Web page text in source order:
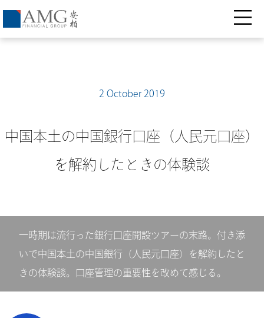
2 October 2019
中国本土の中国銀行口座（人民元口座）
を解約したときの体験談
一時期は流行った銀行口座開設ツアーの末路。付き添
いで中国本土の中国銀行（人民元口座）を解約したと
きの体験談。口座管理の重要性を改めて感じる。